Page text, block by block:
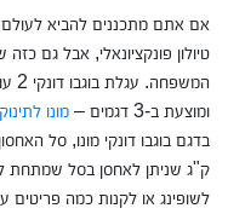
אם אתם מתכננים להביא לעולם
טיולון פונקציונאלי, אבל גם
ומוצעת ב-3 דגמים –
מונו
ק"ג שניתן לאחסן בסל שמתחת
לשופינג או לקנות כמה פריטים